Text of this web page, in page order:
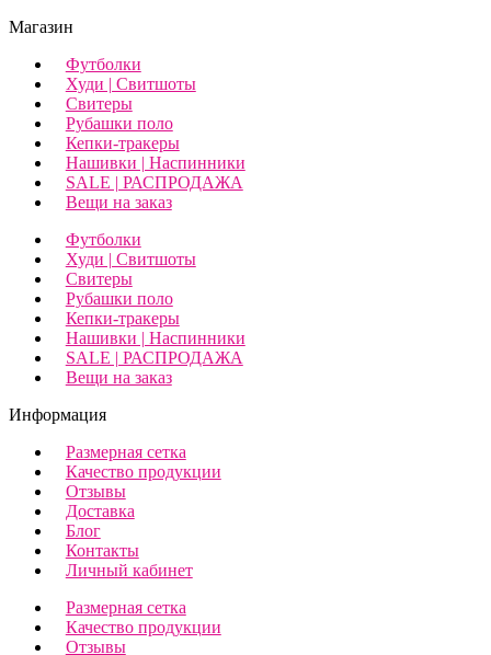
Магазин
Футболки
Худи | Свитшоты
Свитеры
Рубашки поло
Кепки-тракеры
Нашивки | Наспинники
SALE | РАСПРОДАЖА
Вещи на заказ
Футболки
Худи | Свитшоты
Свитеры
Рубашки поло
Кепки-тракеры
Нашивки | Наспинники
SALE | РАСПРОДАЖА
Вещи на заказ
Информация
Размерная сетка
Качество продукции
Отзывы
Доставка
Блог
Контакты
Личный кабинет
Размерная сетка
Качество продукции
Отзывы